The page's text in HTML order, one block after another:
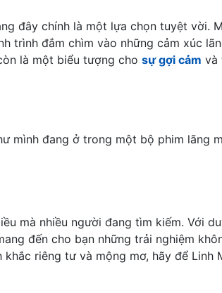
đây chính là một lựa chọn tuyệt vời.
trình đắm chìm vào những cảm xúc
là một biểu tượng cho sự gợi cảm và
mình đang ở trong một bộ phim lãng
mà nhiều người đang tìm kiếm. Với
đến cho bạn những trải nghiệm
riêng tư và mộng mơ, hãy để Linh